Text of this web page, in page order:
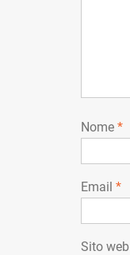
Nome *
Email *
Sito web